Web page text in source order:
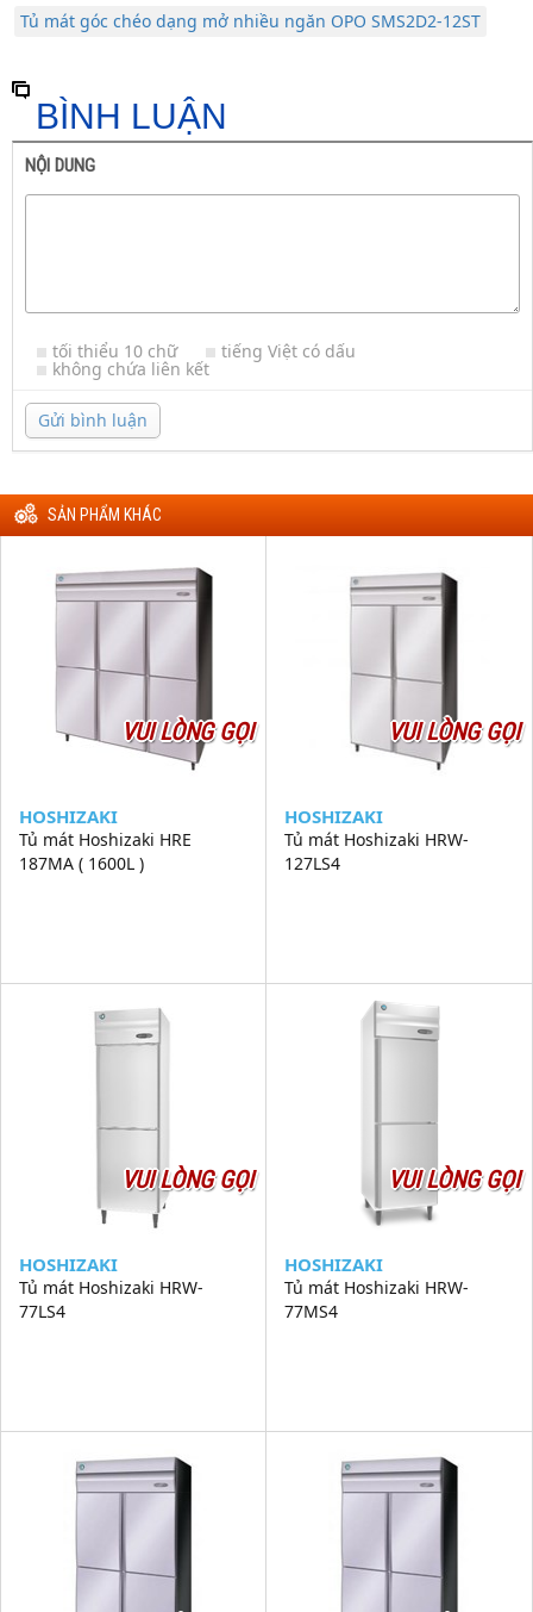
Tủ mát góc chéo dạng mở nhiều ngăn OPO SMS2D2-12ST
BÌNH LUẬN
NỘI DUNG
tối thiểu 10 chữ tiếng Việt có dấu
không chứa liên kết
Gửi bình luận
SẢN PHẨM KHÁC
VUI LÒNG GỌI
HOSHIZAKI
Tủ mát Hoshizaki HRE
187MA ( 1600L )
VUI LÒNG GỌI
HOSHIZAKI
Tủ mát Hoshizaki HRW-
127LS4
VUI LÒNG GỌI
HOSHIZAKI
Tủ mát Hoshizaki HRW-
77LS4
VUI LÒNG GỌI
HOSHIZAKI
Tủ mát Hoshizaki HRW-
77MS4